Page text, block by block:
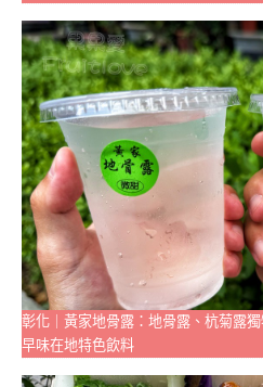
彰化｜黃家地骨露：地骨露、杭菊露
早味在地特色飲料